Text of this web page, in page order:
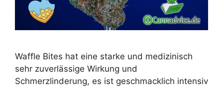
Waffle Bites hat eine starke und medizinisch
sehr zuverlässige Wirkung und
Schmerzlinderung, es ist geschmacklich intensiv